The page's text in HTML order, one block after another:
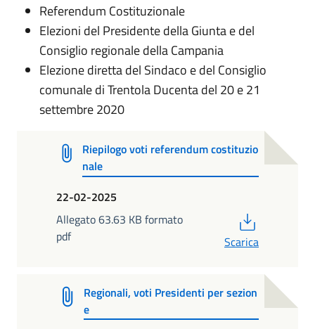
Referendum Costituzionale
Elezioni del Presidente della Giunta e del
Consiglio regionale della Campania
Elezione diretta del Sindaco e del Consiglio
comunale di Trentola Ducenta del 20 e 21
settembre 2020
Riepilogo voti referendum costituzio
nale
22-02-2025
Allegato 63.63 KB formato
pdf
Scarica
Regionali, voti Presidenti per sezion
e